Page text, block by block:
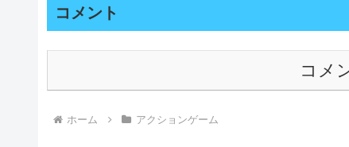
コメント
コメ
ホーム アクションゲーム